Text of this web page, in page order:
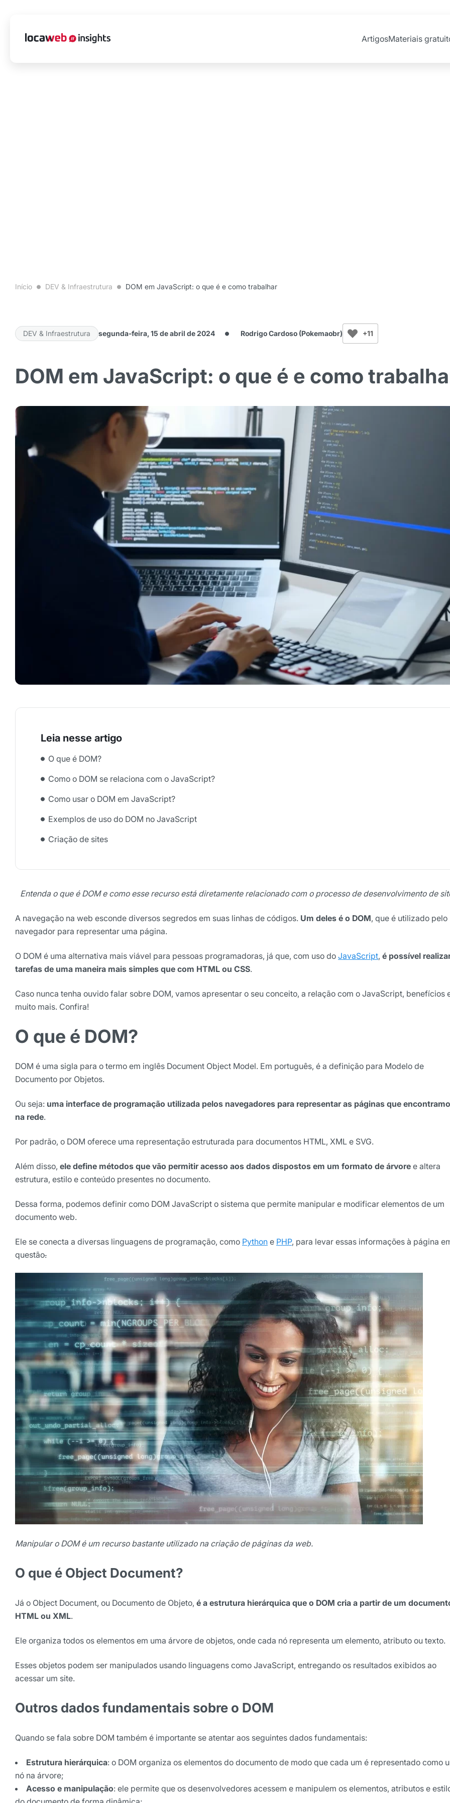
ArtigosMateriais
Início DEV & Infraestrutura DOM em JavaScript: o que é e como trabalhar
DEV & Infraestrutura segunda-feira, 15 de abril de 2024 Rodrigo Cardoso (Pokemaobr) +11
DOM em JavaScript: o que é e como
O que é DOM?
Como o DOM se relaciona com o JavaScript?
Como usar o DOM em JavaScript?
Exemplos de uso do DOM no JavaScript
Criação de sites
Entenda o que é DOM e como esse recurso está diretamente relacionado com o processo de desenvolvimento de
A navegação na web esconde diversos segredos em suas linhas de códigos. Um deles é o DOM, que é utilizado pelo
navegador para representar uma página.
O DOM é uma alternativa mais viável para pessoas programadoras, já que, com uso do JavaScript, é possível
tarefas de uma maneira mais simples que com HTML ou CSS.
Caso nunca tenha ouvido falar sobre DOM, vamos apresentar o seu conceito, a relação com o JavaScript, benefícios
muito mais. Confira!
O que é DOM?
DOM é uma sigla para o termo em inglês Document Object Model. Em português, é a definição para Modelo de
Documento por Objetos.
Ou seja: uma interface de programação utilizada pelos navegadores para representar as páginas que
na rede.
Por padrão, o DOM oferece uma representação estruturada para documentos HTML, XML e SVG.
Além disso, ele define métodos que vão permitir acesso aos dados dispostos em um formato de árvore e altera
estrutura, estilo e conteúdo presentes no documento.
Dessa forma, podemos definir como DOM JavaScript o sistema que permite manipular e modificar elementos de um
documento web.
Ele se conecta a diversas linguagens de programação, como Python e PHP, para levar essas informações à página
questão.
Manipular o DOM é um recurso bastante utilizado na criação de páginas da web.
O que é Object Document?
Já o Object Document, ou Documento de Objeto, é a estrutura hierárquica que o DOM cria a partir de um
HTML ou XML.
Ele organiza todos os elementos em uma árvore de objetos, onde cada nó representa um elemento, atributo ou texto.
Esses objetos podem ser manipulados usando linguagens como JavaScript, entregando os resultados exibidos ao
acessar um site.
Outros dados fundamentais sobre o DOM
Quando se fala sobre DOM também é importante se atentar aos seguintes dados fundamentais:
Estrutura hierárquica: o DOM organiza os elementos do documento de modo que cada um é representado como
nó na árvore;
Acesso e manipulação: ele permite que os desenvolvedores acessem e manipulem os elementos, atributos e
Tendências e materiais exclusivos do mercado
digital que valem a leitura.
Nome
E-mail
Selecione sua área de atuação
*Ao assinar nossa newsletter, você concorda em receber
de Privacidade